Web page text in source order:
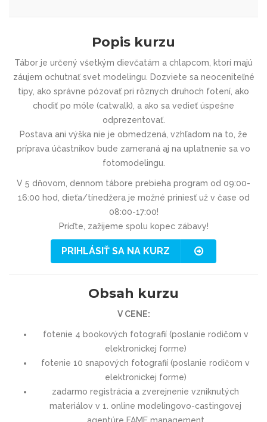
Popis kurzu
Tábor je určený všetkým dievčatám a chlapcom, ktorí majú
záujem ochutnať svet modelingu. Dozviete sa neoceniteľné
tipy, ako správne pózovať pri rôznych druhoch fotení, ako
chodiť po móle (catwalk), a ako sa vedieť úspešne
odprezentovať.
Postava ani výška nie je obmedzená, vzhľadom na to, že
príprava účastníkov bude zameraná aj na uplatnenie sa vo
fotomodelingu.
V 5 dňovom, dennom tábore prebieha program od 09:00-
16:00 hod, dieťa/tínedžera je možné priniesť už v čase od
08:00-17:00!
Príďte, zažijeme spolu kopec zábavy!
PRIHLÁSIŤ SA NA KURZ
Obsah kurzu
V CENE:
fotenie 4 bookových fotografií (poslanie rodičom v
elektronickej forme)
fotenie 10 snapových fotografií (poslanie rodičom v
elektronickej forme)
zadarmo registrácia a zverejnenie vzniknutých
materiálov v 1. online modelingovo-castingovej
agentúre FAME management